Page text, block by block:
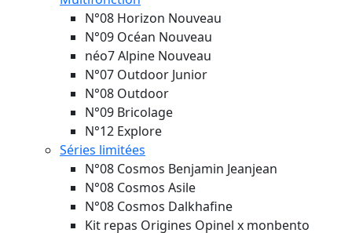
N°08 Horizon Nouveau
N°09 Océan Nouveau
néo7 Alpine Nouveau
N°07 Outdoor Junior
N°08 Outdoor
N°09 Bricolage
N°12 Explore
Séries limitées
N°08 Cosmos Benjamin Jeanjean
N°08 Cosmos Asile
N°08 Cosmos Dalkhafine
Kit repas Origines Opinel x monbento